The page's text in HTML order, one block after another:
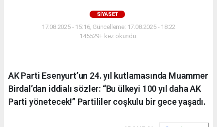
SIYASET
17.08.2025 - 15:16, Güncelleme: 17.08.2025 - 18:22
145529+ kez okundu.
AK Parti Esenyurt’un 24. yıl kutlamasında Muammer
Birdal’dan iddialı sözler: “Bu ülkeyi 100 yıl daha AK
Parti yönetecek!” Partililer coşkulu bir gece yaşadı.